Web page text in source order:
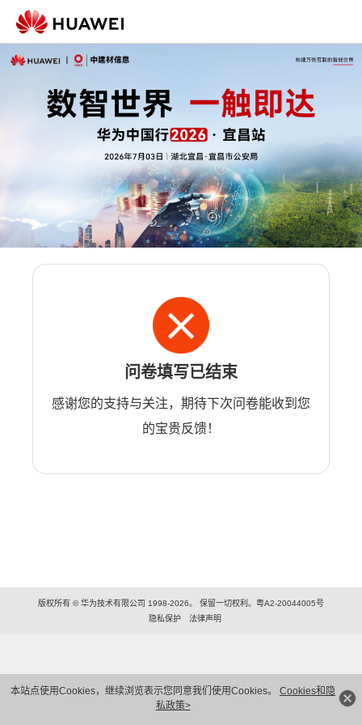
本站点使用Cookies，继续浏览表示您同意我们使用Cookies。 Cookies和隐
私政策>
问卷填写已结束
感谢您的支持与关注，期待下次问卷能收到您
的宝贵反馈！
版权所有 © 华为技术有限公司 1998-2026。 保留一切权利。粤A2-20044005号
隐私保护
法律声明